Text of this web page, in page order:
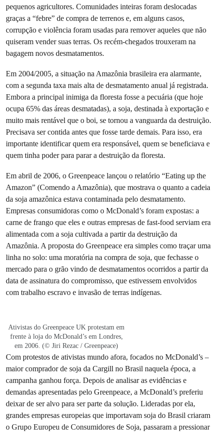
pequenos agricultores. Comunidades inteiras foram deslocadas
graças a “febre” de compra de terrenos e, em alguns casos,
corrupção e violência foram usadas para remover aqueles que não
quiseram vender suas terras. Os recém-chegados trouxeram na
bagagem novos desmatamentos.
Em 2004/2005, a situação na Amazônia brasileira era alarmante,
com a segunda taxa mais alta de desmatamento anual já registrada.
Embora a principal inimiga da floresta fosse a pecuária (que hoje
ocupa 65% das áreas desmatadas), a soja, destinada à exportação e
muito mais rentável que o boi, se tornou a vanguarda da destruição.
Precisava ser contida antes que fosse tarde demais. Para isso, era
importante identificar quem era responsável, quem se beneficiava e
quem tinha poder para parar a destruição da floresta.
Em abril de 2006, o Greenpeace lançou o relatório “Eating up the
Amazon” (Comendo a Amazônia), que mostrava o quanto a cadeia
da soja amazônica estava contaminada pelo desmatamento.
Empresas consumidoras como o McDonald’s foram expostas: a
carne de frango que eles e outras empresas de fast-food serviam era
alimentada com a soja cultivada a partir da destruição da
Amazônia. A proposta do Greenpeace era simples como traçar uma
linha no solo: uma moratória na compra de soja, que fechasse o
mercado para o grão vindo de desmatamentos ocorridos a partir da
data de assinatura do compromisso, que estivessem envolvidos
com trabalho escravo e invasão de terras indígenas.
Ativistas do Greenpeace UK protestam em
frente à loja do McDonald’s em Londres,
em 2006. (© Jiri Rezac / Greenpeace)
Com protestos de ativistas mundo afora, focados no McDonald’s –
maior comprador de soja da Cargill no Brasil naquela época, a
campanha ganhou força. Depois de analisar as evidências e
demandas apresentadas pelo Greenpeace, a McDonald’s preferiu
deixar de ser alvo para ser parte da solução. Lideradas por ela,
grandes empresas europeias que importavam soja do Brasil criaram
o Grupo Europeu de Consumidores de Soja, passaram a pressionar